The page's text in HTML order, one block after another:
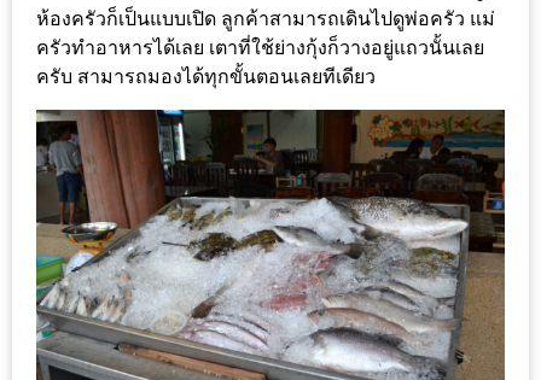
EVENT
ที่
ต้อง
ห้าม
พลาด
สำหรับ
ฤดู
หนาว
นี้
กับ
ห้องครัวก็เป็นแบบเปิด ลูกค้าสามารถเดินไปดูพ่อครัว แม่
ครัวทำอาหารได้เลย เตาที่ใช้ย่างกุ้งก็วางอยู่แถวนั้นเลย
ครับ สามารถมองได้ทุกขั้นตอนเลยทีเดียว